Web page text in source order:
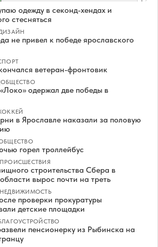
одежду в секонд-хендах и
стесняться
не привел к победе ярославского
ветеран-фронтовик
ОБЩЕСТВО
одержал две победы в
в Ярославле наказали за половую
горел троллейбус
ПРОИСШЕСТВИЯ
строительства Сбера в
вырос почти на треть
НЕДВИЖИМОСТЬ
проверки прокуратуры
детские площадки
пенсионерку из Рыбинска на